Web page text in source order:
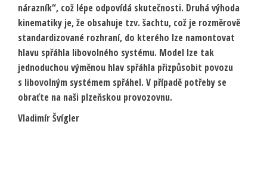
nárazník“, což lépe odpovídá skutečnosti. Druhá výhoda
kinematiky je, že obsahuje tzv. šachtu, což je rozměrově
standardizované rozhraní, do kterého lze namontovat
hlavu spřáhla libovolného systému. Model lze tak
jednoduchou výměnou hlav spřáhla přizpůsobit povozu
s libovolným systémem spřáhel. V případě potřeby se
obraťte na naši plzeňskou provozovnu.
Vladimír Švígler